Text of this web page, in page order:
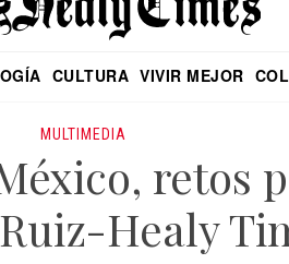
CULTURA VIVIR MEJOR
MULTIMEDIA
retos
Healy